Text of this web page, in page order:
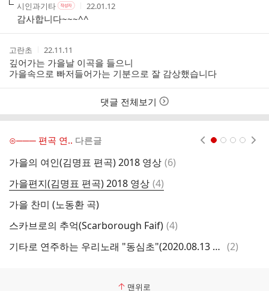
작
성
자
시인과기타작
성
자
본
여
부
작
성
자
작
성
간
22.01.12
감사합니다~~~^^
작
성
자
고란초
작
성
시
간
22.11.11
깊어가는 가을날 이곡을 들으니
가을속으로 빠저들어가는 기분으로 잘 감상했습니다
댓글 전체보기
⊙─── 편곡 연.. 다른글
가을의 여인(김명표 편곡) 2018 영상 댓
(6)
가을편지(김명표 편곡) 2018 영상 댓
글
(4)
가을 찬미 (노동환 곡)
스카브로의 추억(Scarborough Faif) 댓
(4)
기타로 연주하는 우리노래 "동심초"(2020.08.13 촬영) 댓
(2)
맨위로